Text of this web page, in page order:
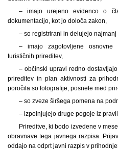
– imajo urejeno evidenco o
dokumentacijo, kot jo določa zakon,
– so registrirani in delujejo najmanj
– imajo zagotovljene osnovne
turističnih prireditev,
– občinski upravi redno
prireditev in plan aktivnosti za
poročila so fotografije, posnete med
– so zveze širšega pomena na
– izpolnjujejo druge pogoje iz
Prireditve, ki bodo izvedene v
obravnave tega javnega razpisa.
oddajo na odprt javni razpis v